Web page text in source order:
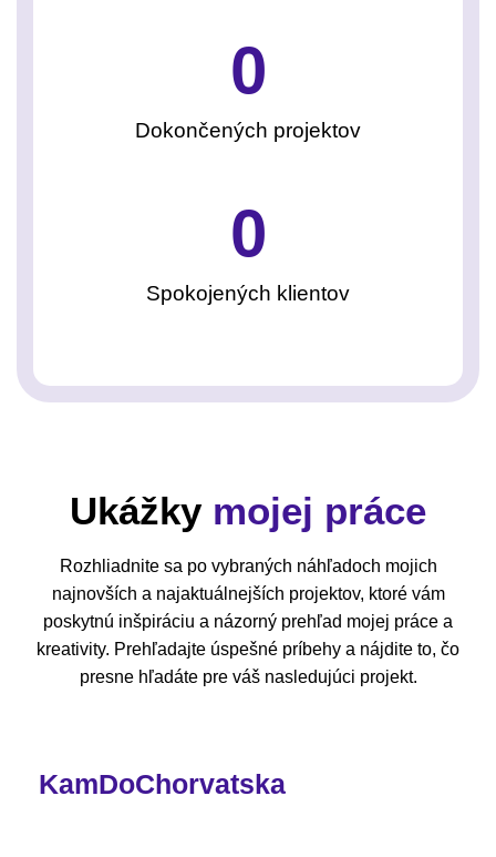
Dokončených projektov
0
Spokojených klientov
0
Ukážkymojej práce
Rozhliadnite sa po vybraných náhľadoch mojich
najnovších a najaktuálnejších projektov, ktoré vám
poskytnú inšpiráciu a názorný prehľad mojej práce a
kreativity. Prehľadajte úspešné príbehy a nájdite to, čo
presne hľadáte pre váš nasledujúci projekt.
KamDoChorvatska